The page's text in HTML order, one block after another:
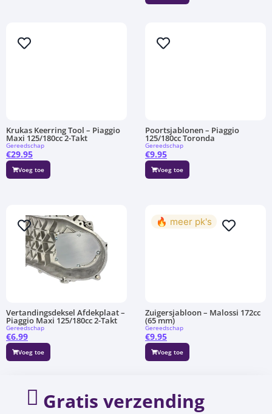
Krukas Keerring Tool – Piaggio
Maxi 125/180cc 2-Takt
Gereedschap
Voeg toe
€29.95
Poortsjablonen – Piaggio
125/180cc Toronda
Gereedschap
Voeg toe
€9.95
Vertandingsdeksel Afdekplaat –
Piaggio Maxi 125/180cc 2-Takt
Gereedschap
Voeg toe
€6.99
🔥 meer pk's
Zuigersjabloon – Malossi 172cc
(65 mm)
Gereedschap
Voeg toe
€9.95
Gratis verzending